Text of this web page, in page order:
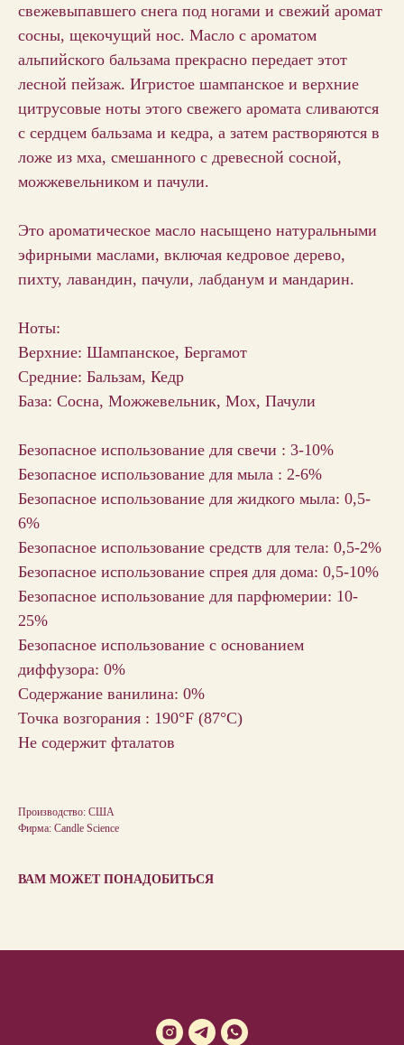
свежевыпавшего снега под ногами и свежий аромат
сосны, щекочущий нос. Масло с ароматом
альпийского бальзама прекрасно передает этот
лесной пейзаж. Игристое шампанское и верхние
цитрусовые ноты этого свежего аромата сливаются
с сердцем бальзама и кедра, а затем растворяются в
ложе из мха, смешанного с древесной сосной,
можжевельником и пачули.
Это ароматическое масло насыщено натуральными
эфирными маслами, включая кедровое дерево,
пихту, лавандин, пачули, лабданум и мандарин.
Ноты:
Верхние: Шампанское, Бергамот
Средние: Бальзам, Кедр
База: Сосна, Можжевельник, Мох, Пачули
Безопасное использование для свечи : 3-10%
Безопасное использование для мыла : 2-6%
Безопасное использование для жидкого мыла: 0,5-
6%
Безопасное использование средств для тела: 0,5-2%
Безопасное использование спрея для дома: 0,5-10%
Безопасное использование для парфюмерии: 10-
25%
Безопасное использование с основанием
диффузора: 0%
Содержание ванилина: 0%
Точка возгорания : 190°F (87°С)
Не содержит фталатов
Производство: США
Фирма: Candle Science
ВАМ МОЖЕТ ПОНАДОБИТЬСЯ